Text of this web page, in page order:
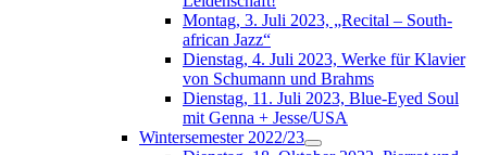
Montag, 3. Juli 2023, „Recital – South-
african Jazz“
Dienstag, 4. Juli 2023, Werke für Klavier
von Schumann und Brahms
Dienstag, 11. Juli 2023, Blue-Eyed Soul
mit Genna + Jesse/USA
Wintersemester 2022/23